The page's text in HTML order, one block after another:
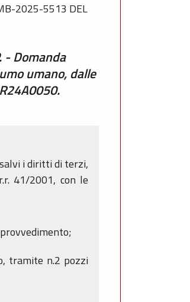
2025-5513 DEL
- Domanda
umano, dalle
i diritti di terzi,
41/2001, con le
tramite n.2 pozzi